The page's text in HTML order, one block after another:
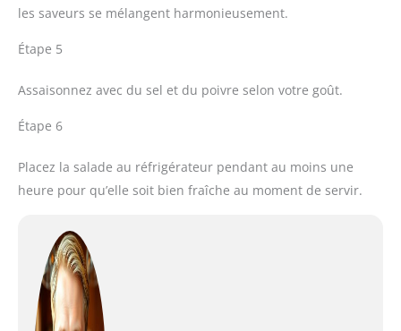
les saveurs se mélangent harmonieusement.
Étape 5
Assaisonnez avec du sel et du poivre selon votre goût.
Étape 6
Placez la salade au réfrigérateur pendant au moins une
heure pour qu’elle soit bien fraîche au moment de servir.